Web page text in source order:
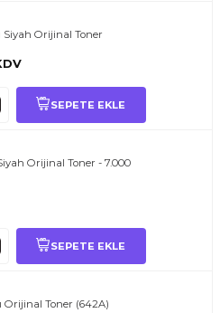
Siyah Orijinal Toner
SEPETE EKLE
Orijinal Toner - 7.000
SEPETE EKLE
Orijinal Toner (642A)